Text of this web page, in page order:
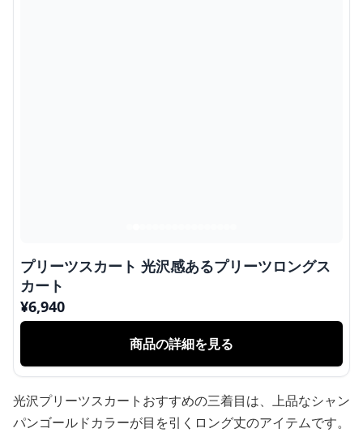
プリーツスカート 光沢感あるプリーツロングス
カート
¥6,940
商品の詳細を見る
光沢プリーツスカートおすすめの三着目は、上品なシャン
パンゴールドカラーが目を引くロング丈のアイテムです。